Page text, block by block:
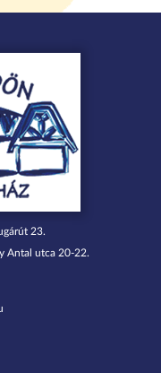
23.
Antal utca 20-22.